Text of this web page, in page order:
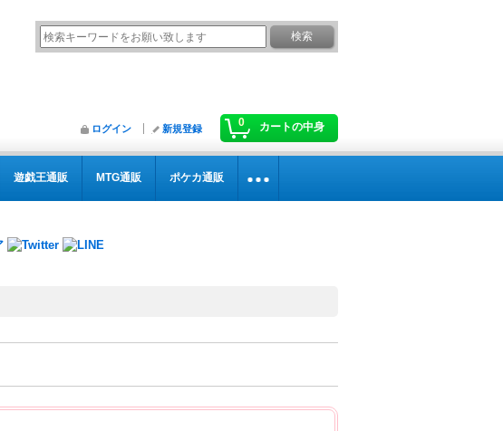
0 カートの中身
ログイン 新規登録
遊戯王通販 MTG通販 ポケカ通販